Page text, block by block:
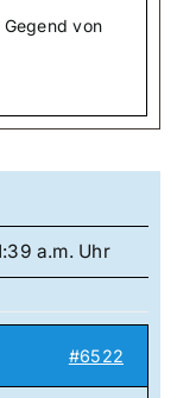
von
a.m. Uhr
#6522